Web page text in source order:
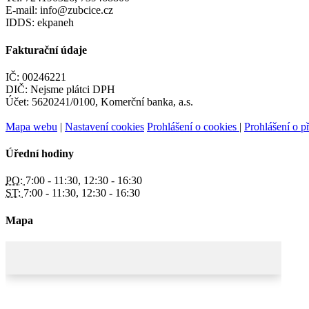
E-mail: info@zubcice.cz
IDDS: ekpaneh
Fakturační údaje
IČ: 00246221
DIČ: Nejsme plátci DPH
Účet: 5620241/0100, Komerční banka, a.s.
Mapa webu | Nastavení cookies Prohlášení o cookies | Prohlášení o
Úřední hodiny
PO: 7:00 - 11:30, 12:30 - 16:30
ST: 7:00 - 11:30, 12:30 - 16:30
Mapa